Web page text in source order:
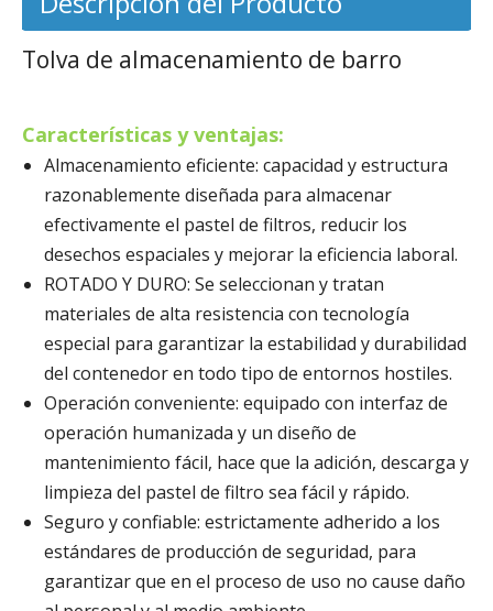
Tolva de almacenamiento de barro
Características y ventajas:
Almacenamiento eficiente: capacidad y estructura
razonablemente diseñada para almacenar
efectivamente el pastel de filtros, reducir los
desechos espaciales y mejorar la eficiencia laboral.
ROTADO Y DURO: Se seleccionan y tratan
materiales de alta resistencia con tecnología
especial para garantizar la estabilidad y durabilidad
del contenedor en todo tipo de entornos hostiles.
Operación conveniente: equipado con interfaz de
operación humanizada y un diseño de
mantenimiento fácil, hace que la adición, descarga y
limpieza del pastel de filtro sea fácil y rápido.
Seguro y confiable: estrictamente adherido a los
estándares de producción de seguridad, para
garantizar que en el proceso de uso no cause daño